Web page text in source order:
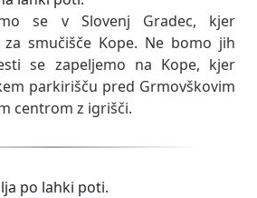
se v Slovenj Gradec, kjer
smučišče Kope. Ne bomo jih
se zapeljemo na Kope, kjer
parkirišču pred Grmovškovim
centrom z igrišči.